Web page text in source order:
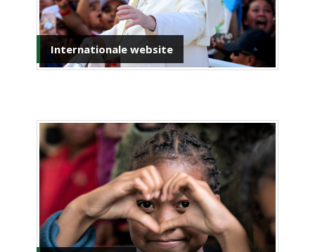
Internationale website